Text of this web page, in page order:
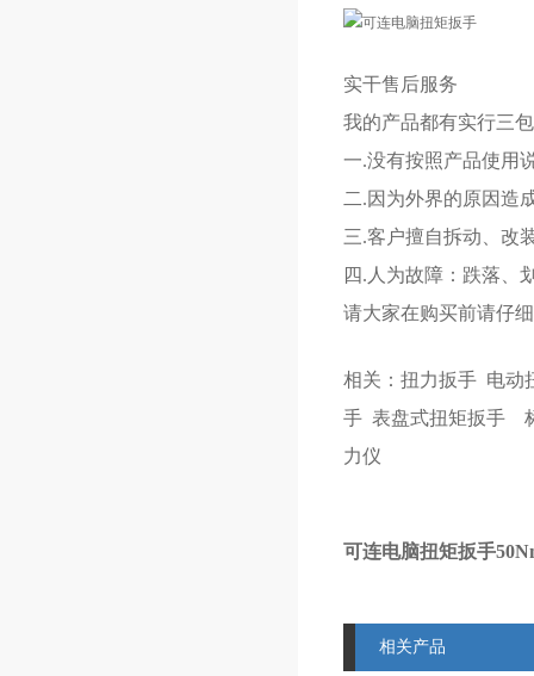
实干售后服务
我的产品都有实行三
一.没有按照产品使用
二.因为外界的原因造
三.客户擅自拆动、改
四.人为故障：跌落、
请大家在购买前请仔
相关： 扭力扳手 电动
手 表盘式扭矩扳手
力仪
可连电脑扭矩扳手
相关产品